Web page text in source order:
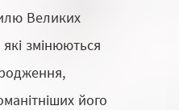
Великих
змінюються
його